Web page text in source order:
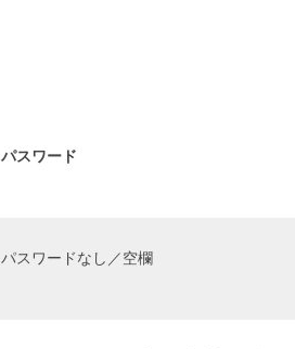
パスワード
パスワードなし／空欄